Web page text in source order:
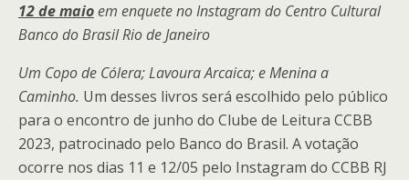
12 de maioem enquete no Instagram do Centro Cultural
Banco do Brasil Rio de Janeiro
Um Copo de Cólera; Lavoura Arcaica; e Menina a
Caminho. Um desses livros será escolhido pelo público
para o encontro de junho do Clube de Leitura CCBB
2023, patrocinado pelo Banco do Brasil. A votação
ocorre nos dias 11 e 12/05 pelo Instagram do CCBB RJ